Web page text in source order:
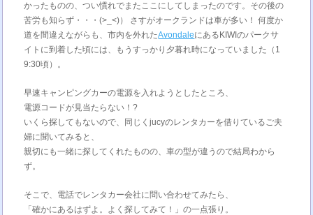
かったものの、つい慣れでまたここにしてしまったのです。その後の
苦労も知らず・・・(>_<)） さすがオークランドは車が多い！ 何度か
道を間違えながらも、市内を外れたAvondaleにあるKIWIのパークサ
イトに到着した頃には、もうすっかり夕暮れ時になっていました（1
9:30頃）。
早速キャンピングカーの電源を入れようとしたところ、
電源コードが見当たらない！?
いくら探してもないので、同じくjucyのレンタカーを借りているご夫
婦に聞いてみると、
親切にも一緒に探してくれたものの、車の型が違うので結局わから
ず。
そこで、電話でレンタカー会社に問い合わせてみたら、
「確かにあるはずよ。よく探してみて！」の一点張り。